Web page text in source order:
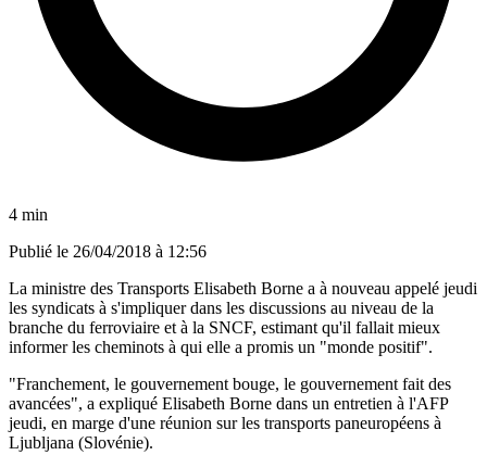
4 min
Publié le 26/04/2018 à 12:56
La ministre des Transports Elisabeth Borne a à nouveau appelé jeudi
les syndicats à s'impliquer dans les discussions au niveau de la
branche du ferroviaire et à la SNCF, estimant qu'il fallait mieux
informer les cheminots à qui elle a promis un "monde positif".
"Franchement, le gouvernement bouge, le gouvernement fait des
avancées", a expliqué Elisabeth Borne dans un entretien à l'AFP
jeudi, en marge d'une réunion sur les transports paneuropéens à
Ljubljana (Slovénie).